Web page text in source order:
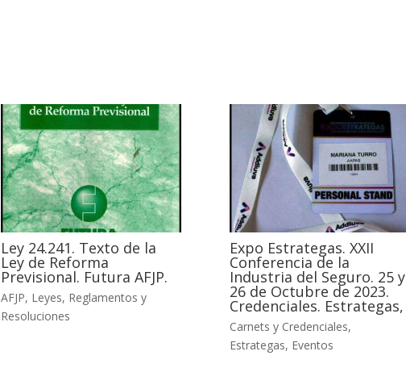
Ley 24.241. Texto de la
Ley de Reforma
Previsional. Futura AFJP.
AFJP, Leyes, Reglamentos y
Resoluciones
Expo Estrategas. XXII
Conferencia de la
Industria del Seguro. 25 y
26 de Octubre de 2023.
Credenciales. Estrategas,
Carnets y Credenciales,
Estrategas, Eventos